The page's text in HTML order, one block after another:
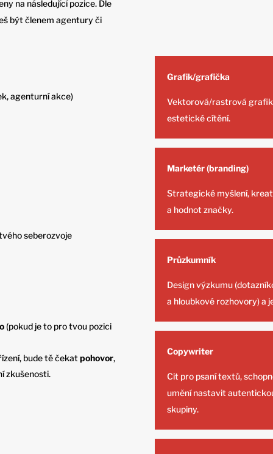
na následující pozice. Dle
být členem agentury či
agenturní akce)
seberozvoje
(pokud je to pro tvou pozici
bude tě čekatpohovor,
zkušenosti.
Grafik/grafička
Vektorová/rastrová
estetické cítění.
Marketér (branding)
Strategické myšlení,
a hodnot značky.
Průzkumník
Design výzkumu
a hloubkové rozhovory) a
Copywriter
Cit pro psaní textů,
umění nastavit
skupiny.